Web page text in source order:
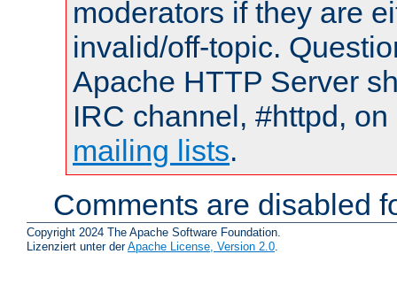
moderators if they are
invalid/off-topic.
Apache HTTP Server
IRC channel, #httpd,
mailing lists.
Comments are disabled
Copyright 2024 The Apache Software Foundation.
Lizenziert unter derApache License, Version 2.0